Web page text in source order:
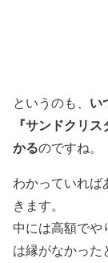
というのも、 い
『サンドクリ
かるのですね。
わかっていれば
きます。
中には高額でや
は縁がなかった